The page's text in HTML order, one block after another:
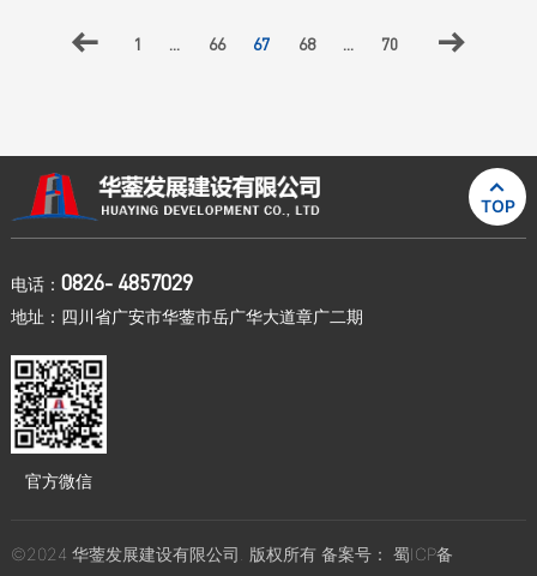
 1 ... 66 67 68 ... 70 

TOP
电话： 0826- 4857029
地址：四川省广安市华蓥市岳广华大道章广二期
官方微信
©2024 华蓥发展建设有限公司. 版权所有 备案号： 蜀ICP备